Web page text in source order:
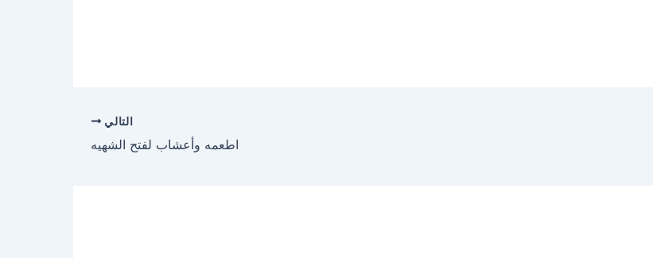
التالي
اطعمه وأعشاب لفتح الشهيه